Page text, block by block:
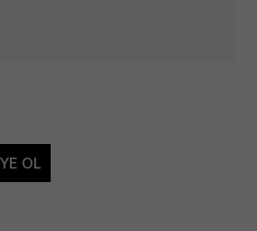
OL